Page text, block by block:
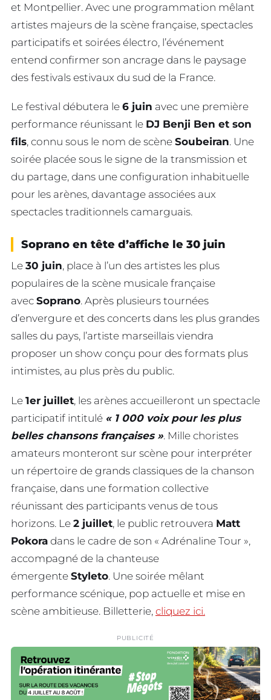
et Montpellier. Avec une programmation mêlant
artistes majeurs de la scène française, spectacles
participatifs et soirées électro, l’événement
entend confirmer son ancrage dans le paysage
des festivals estivaux du sud de la France.
Le festival débutera le 6 juin avec une première
performance réunissant le DJ Benji Ben et son
fils, connu sous le nom de scène Soubeiran. Une
soirée placée sous le signe de la transmission et
du partage, dans une configuration inhabituelle
pour les arènes, davantage associées aux
spectacles traditionnels camarguais.
Soprano en tête d’affiche le 30 juin
Le 30 juin, place à l’un des artistes les plus
populaires de la scène musicale française
avec Soprano. Après plusieurs tournées
d’envergure et des concerts dans les plus grandes
salles du pays, l’artiste marseillais viendra
proposer un show conçu pour des formats plus
intimistes, au plus près du public.
Le 1er juillet, les arènes accueilleront un spectacle
participatif intitulé « 1 000 voix pour les plus
belles chansons françaises ». Mille choristes
amateurs monteront sur scène pour interpréter
un répertoire de grands classiques de la chanson
française, dans une formation collective
réunissant des participants venus de tous
horizons. Le 2 juillet, le public retrouvera Matt
Pokora dans le cadre de son « Adrénaline Tour »,
accompagné de la chanteuse
émergente Styleto. Une soirée mêlant
performance scénique, pop actuelle et mise en
scène ambitieuse. Billetterie, cliquez ici.
PUBLICITÉ